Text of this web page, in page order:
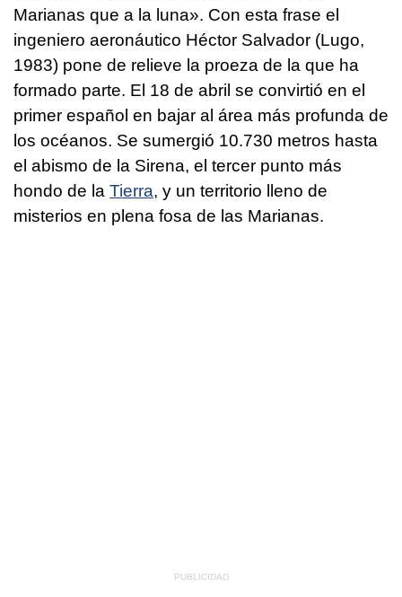
Marianas que a la luna». Con esta frase el
ingeniero aeronáutico Héctor Salvador (Lugo,
1983) pone de relieve la proeza de la que ha
formado parte. El 18 de abril se convirtió en el
primer español en bajar al área más profunda de
los océanos. Se sumergió 10.730 metros hasta
el abismo de la Sirena, el tercer punto más
hondo de la Tierra, y un territorio lleno de
misterios en plena fosa de las Marianas.